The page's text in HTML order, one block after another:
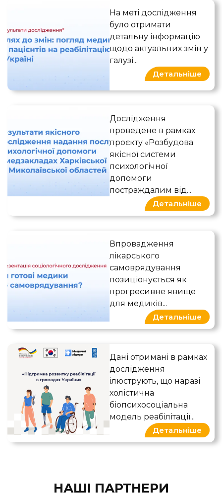
Погляд медиків та
На меті дослідження
було отримати
детальну інформацію
щодо актуальних змін у
галузі...
Детальніше
Результати якісного
Дослідження
проведене в рамках
проєкту «Розбудова
якісної системи
психологічної
допомоги
постраждалим від...
Детальніше
Чи готові медики до
Впровадження
лікарського
самоврядування
позиціонується як
прогресивне явище
для медиків...
Детальніше
Якісне розвідувальне
Дані отримані в рамках
дослідження
ілюструють, що наразі
холістична
біопсихосоціальна
модель реабілітації...
Детальніше
НАШІ ПАРТНЕРИ